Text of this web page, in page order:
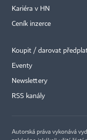
Kariéra v HN
Ceník inzerce
Koupit / darovat
Eventy
Newslettery
RSS kanály
Autorská práva vykonává